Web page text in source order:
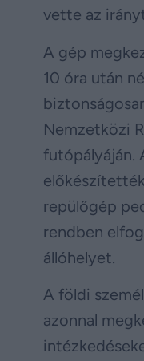
vette az
A gép
10 óra után
Nemzetközi
futópályáján.
repülőgép
rendben
állóhelyet.
A földi
azonnal